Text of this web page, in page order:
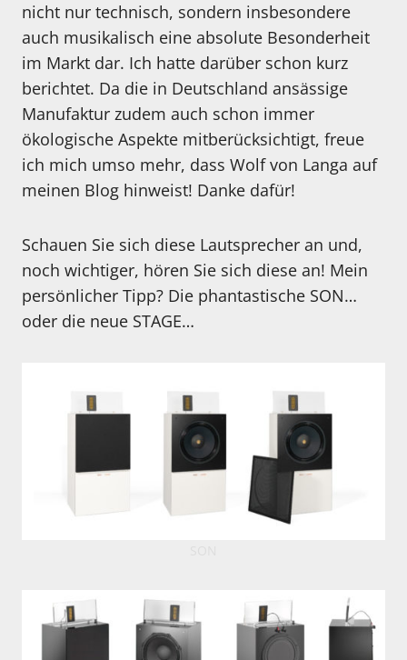
nicht nur technisch, sondern insbesondere
auch musikalisch eine absolute Besonderheit
im Markt dar. Ich hatte darüber schon kurz
berichtet. Da die in Deutschland ansässige
Manufaktur zudem auch schon immer
ökologische Aspekte mitberücksichtigt, freue
ich mich umso mehr, dass Wolf von Langa auf
meinen Blog hinweist! Danke dafür!
Schauen Sie sich diese Lautsprecher an und,
noch wichtiger, hören Sie sich diese an! Mein
persönlicher Tipp? Die phantastische SON…
oder die neue STAGE…